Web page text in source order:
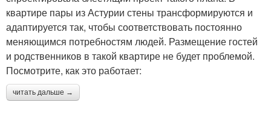
квартире пары из Астурии стены трансформируются и
адаптируется так, чтобы соответствовать постоянно
меняющимся потребностям людей. Размещение гостей
и родственников в такой квартире не будет проблемой.
Посмотрите, как это работает:
читать дальше →